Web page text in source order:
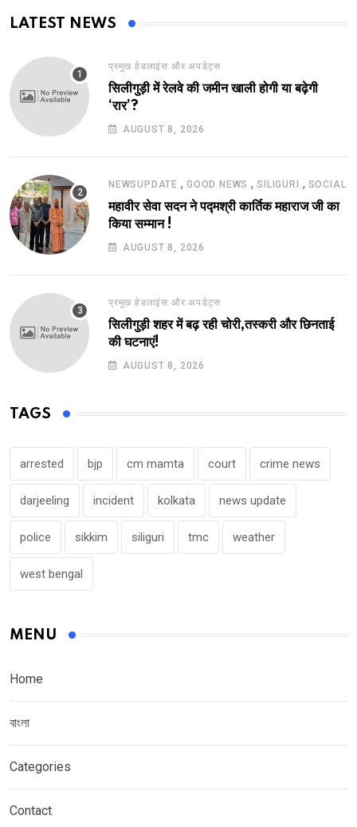
LATEST NEWS
प्रमुख हेडलाइंस और अपडेट्स
सिलीगुड़ी में रेलवे की जमीन खाली होगी या बढ़ेगी
‘रार’?
AUGUST 8, 2026
NEWSUPDATE , GOOD NEWS ,SILIGURI , SOCIAL
महावीर सेवा सदन ने पद्मश्री कार्तिक महाराज जी का
किया सम्मान !
AUGUST 8, 2026
प्रमुख हेडलाइंस और अपडेट्स
सिलीगुड़ी शहर में बढ़ रही चोरी,तस्करी और छिनताई
की घटनाएं!
AUGUST 8, 2026
TAGS
arrested bjp cm mamta court crime news
darjeeling incident kolkata news update
police sikkim siliguri tmc weather
west bengal
MENU
Home
বাংলা
Categories
Contact